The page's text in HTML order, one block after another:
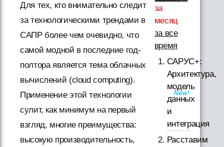
Для тех, кто внимательно следит
за технологическими трендами в
САПР более чем очевидно, что
самой модной в последние год-
полтора является тема облачных
вычислений (cloud computing).
Применение этой технологии
сулит, как минимум на первый
взгляд, многие преимущества:
высокую производительность,
за
месяц
за все
время
САРУС+:
Архитектура,
модель
данных
и
интеграция
Расставим